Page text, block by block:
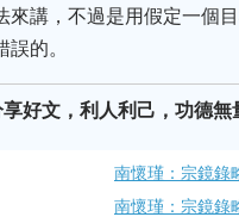
講，不過是用假定一個
的。
享好文，利人利己，功德無
南懷瑾：宗鏡錄
南懷瑾：宗鏡錄